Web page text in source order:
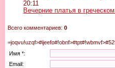
20:11
Вечерние платья в
Всего комментариев: 0
Имя *:
Email: